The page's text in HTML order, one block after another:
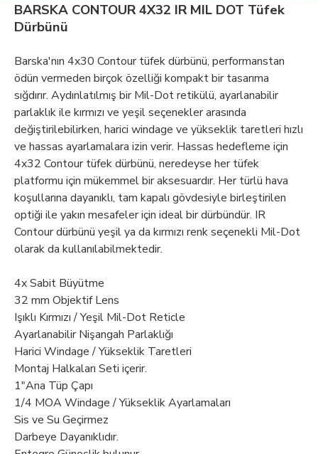
BARSKA CONTOUR 4X32 IR MIL DOT Tüfek
Dürbünü
Barska'nın 4x30 Contour tüfek dürbünü, performanstan
ödün vermeden birçok özelliği kompakt bir tasarıma
sığdırır. Aydınlatılmış bir Mil-Dot retikülü, ayarlanabilir
parlaklık ile kırmızı ve yeşil seçenekler arasında
değiştirilebilirken, harici windage ve yükseklik taretleri hızlı
ve hassas ayarlamalara izin verir. Hassas hedefleme için
4x32 Contour tüfek dürbünü, neredeyse her tüfek
platformu için mükemmel bir aksesuardır. Her türlü hava
koşullarına dayanıklı, tam kapalı gövdesiyle birleştirilen
optiği ile yakın mesafeler için ideal bir dürbündür. IR
Contour dürbünü yeşil ya da kırmızı renk seçenekli Mil-Dot
olarak da kullanılabilmektedir.
4x Sabit Büyütme
32 mm Objektif Lens
Işıklı Kırmızı / Yeşil Mil-Dot Reticle
Ayarlanabilir Nişangah Parlaklığı
Harici Windage / Yükseklik Taretleri
Montaj Halkaları Seti içerir.
1"Ana Tüp Çapı
1/4 MOA Windage / Yükseklik Ayarlamaları
Sis ve Su Geçirmez
Darbeye Dayanıklıdır.